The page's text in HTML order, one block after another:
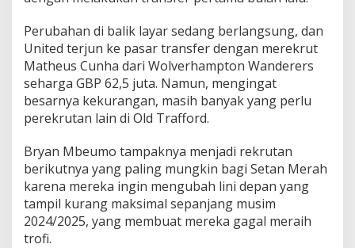
I
n
P
e
r
r
a
a
n
P
o
Perubahan di balik layar sedang berlangsung, dan
United terjun ke pasar transfer dengan merekrut
Matheus Cunha dari Wolverhampton Wanderers
seharga GBP 62,5 juta. Namun, mengingat
besarnya kekurangan, masih banyak yang perlu
perekrutan lain di Old Trafford.
Bryan Mbeumo tampaknya menjadi rekrutan
berikutnya yang paling mungkin bagi Setan Merah
karena mereka ingin mengubah lini depan yang
tampil kurang maksimal sepanjang musim
2024/2025, yang membuat mereka gagal meraih
trofi.